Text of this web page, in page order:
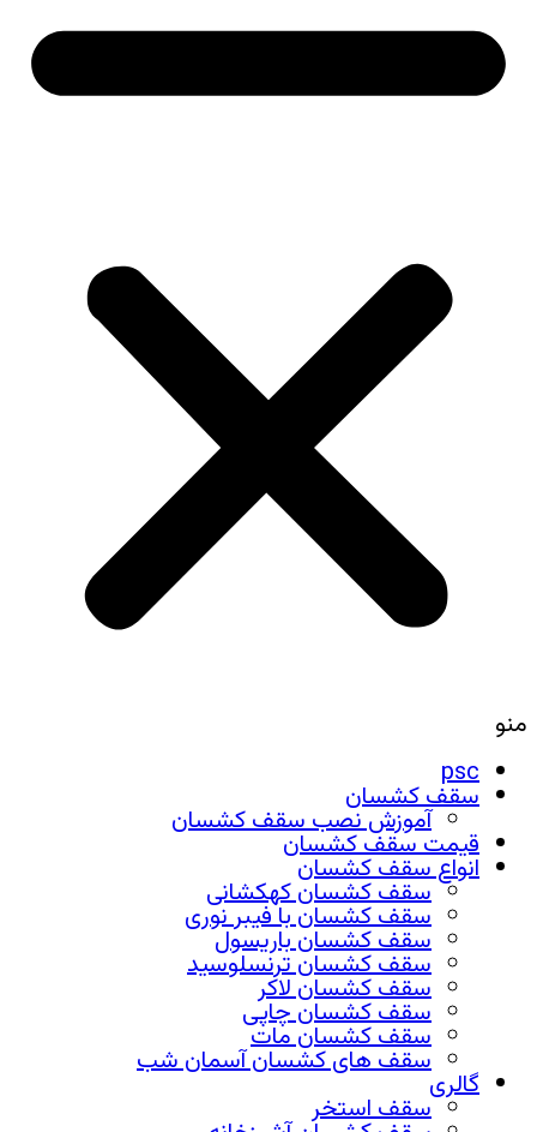
منو
psc
سقف کشسان
آموزش نصب سقف کشسان
قیمت سقف کشسان
انواع سقف کشسان
سقف کشسان کهکشانی
سقف کشسان با فیبر نوری
سقف کشسان باریسول
سقف کشسان ترنسلوسید
سقف کشسان لاکر
سقف کشسان چاپی
سقف کشسان مات
سقف های کشسان آسمان شب
گالری
سقف استخر